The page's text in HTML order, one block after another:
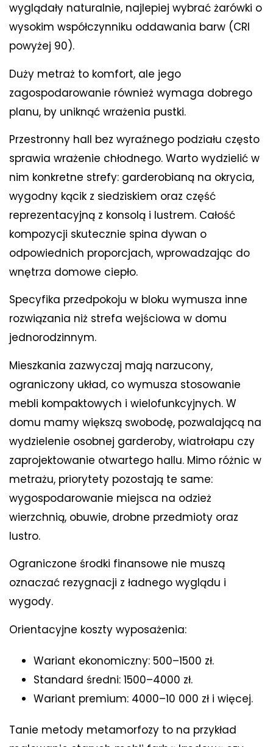
wyglądały naturalnie, najlepiej wybrać żarówki o
wysokim współczynniku oddawania barw (CRI
powyżej 90).
Duży metraż to komfort, ale jego
zagospodarowanie również wymaga dobrego
planu, by uniknąć wrażenia pustki.
Przestronny hall bez wyraźnego podziału często
sprawia wrażenie chłodnego. Warto wydzielić w
nim konkretne strefy: garderobianą na okrycia,
wygodny kącik z siedziskiem oraz część
reprezentacyjną z konsolą i lustrem. Całość
kompozycji skutecznie spina dywan o
odpowiednich proporcjach, wprowadzając do
wnętrza domowe ciepło.
Specyfika przedpokoju w bloku wymusza inne
rozwiązania niż strefa wejściowa w domu
jednorodzinnym.
Mieszkania zazwyczaj mają narzucony,
ograniczony układ, co wymusza stosowanie
mebli kompaktowych i wielofunkcyjnych. W
domu mamy większą swobodę, pozwalającą na
wydzielenie osobnej garderoby, wiatrołapu czy
zaprojektowanie otwartego hallu. Mimo różnic w
metrażu, priorytety pozostają te same:
wygospodarowanie miejsca na odzież
wierzchnią, obuwie, drobne przedmioty oraz
lustro.
Ograniczone środki finansowe nie muszą
oznaczać rezygnacji z ładnego wyglądu i
wygody.
Orientacyjne koszty wyposażenia:
Wariant ekonomiczny: 500–1500 zł.
Standard średni: 1500–4000 zł.
Wariant premium: 4000–10 000 zł i więcej.
Tanie metody metamorfozy to na przykład